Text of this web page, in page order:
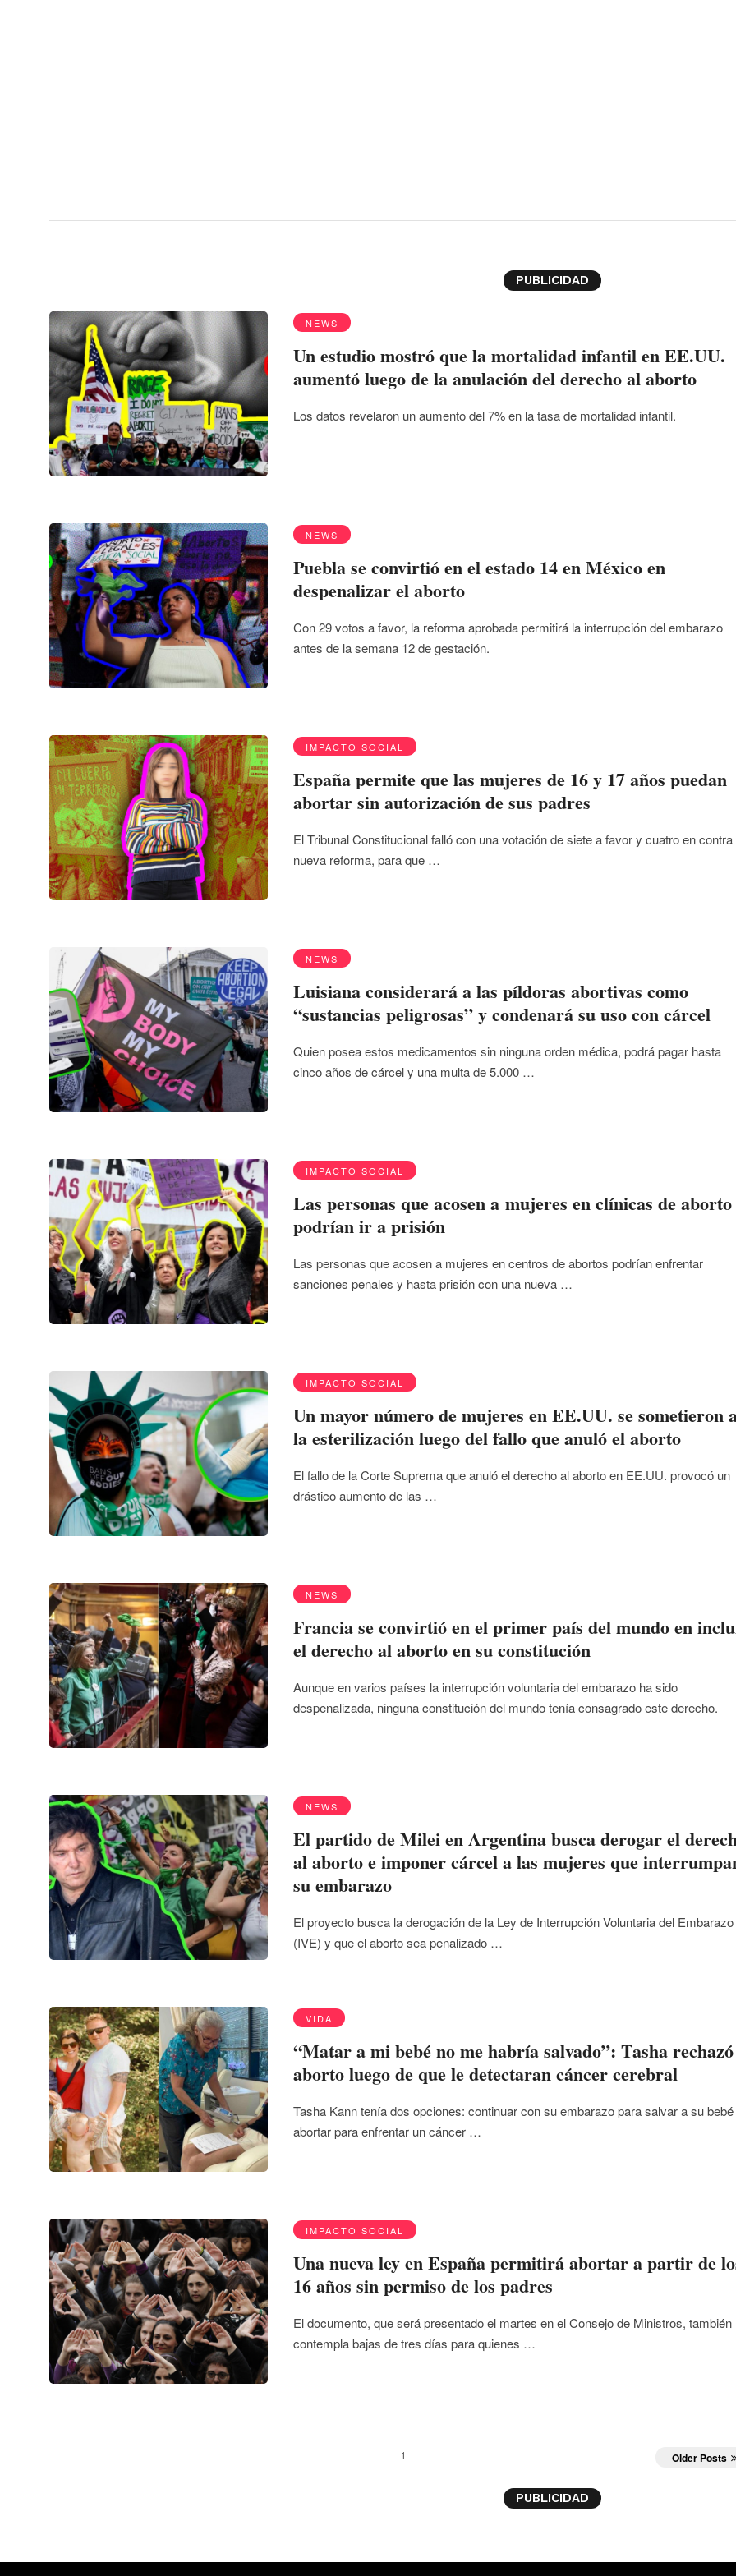
PUBLICIDAD
NEWS
Un estudio mostró que la mortalidad infantil en EE.UU.
aumentó luego de la anulación del derecho al aborto
Los datos revelaron un aumento del 7% en la tasa de mortalidad infantil.
NEWS
Puebla se convirtió en el estado 14 en México en
despenalizar el aborto
Con 29 votos a favor, la reforma aprobada permitirá la interrupción del embarazo
antes de la semana 12 de gestación.
IMPACTO SOCIAL
España permite que las mujeres de 16 y 17 años puedan
abortar sin autorización de sus padres
El Tribunal Constitucional falló con una votación de siete a favor y cuatro en contra
nueva reforma, para que …
NEWS
Luisiana considerará a las píldoras abortivas como
“sustancias peligrosas” y condenará su uso con cárcel
Quien posea estos medicamentos sin ninguna orden médica, podrá pagar hasta
cinco años de cárcel y una multa de 5.000 …
IMPACTO SOCIAL
Las personas que acosen a mujeres en clínicas de aborto
podrían ir a prisión
Las personas que acosen a mujeres en centros de abortos podrían enfrentar
sanciones penales y hasta prisión con una nueva …
IMPACTO SOCIAL
Un mayor número de mujeres en EE.UU. se sometieron
la esterilización luego del fallo que anuló el aborto
El fallo de la Corte Suprema que anuló el derecho al aborto en EE.UU. provocó un
drástico aumento de las …
NEWS
Francia se convirtió en el primer país del mundo en
el derecho al aborto en su constitución
Aunque en varios países la interrupción voluntaria del embarazo ha sido
despenalizada, ninguna constitución del mundo tenía consagrado este derecho.
NEWS
El partido de Milei en Argentina busca derogar el
al aborto e imponer cárcel a las mujeres que
su embarazo
El proyecto busca la derogación de la Ley de Interrupción Voluntaria del Embarazo
(IVE) y que el aborto sea penalizado …
VIDA
“Matar a mi bebé no me habría salvado”: Tasha
aborto luego de que le detectaran cáncer cerebral
Tasha Kann tenía dos opciones: continuar con su embarazo para salvar a su
abortar para enfrentar un cáncer …
IMPACTO SOCIAL
Una nueva ley en España permitirá abortar a partir de
16 años sin permiso de los padres
El documento, que será presentado el martes en el Consejo de Ministros, también
contempla bajas de tres días para quienes …
1 Older Posts
PUBLICIDAD